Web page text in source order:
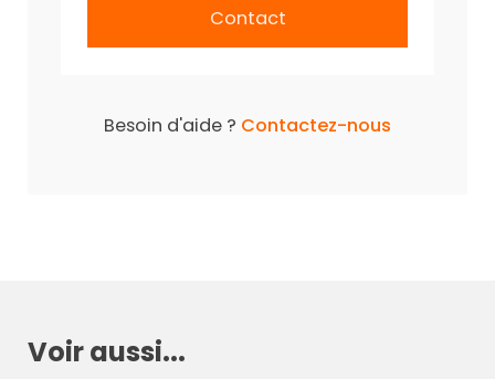
Contact
Besoin d'aide ? Contactez-nous
Voir aussi...